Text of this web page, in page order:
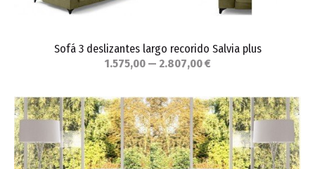
Sofá 3 deslizantes largo recorido Salvia plus
1.575,00 — 2.807,00 €